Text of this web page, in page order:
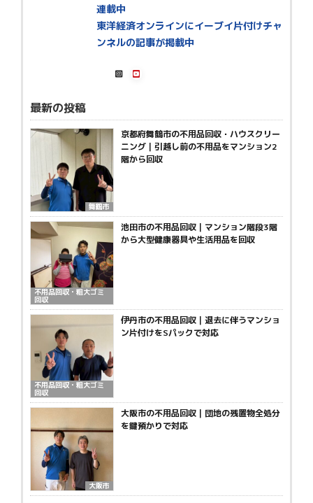
連載中
東洋経済オンラインにイーブイ片付けチャ
ンネルの記事が掲載中
最新の投稿
舞鶴市
京都府舞鶴市の不用品回収・ハウスクリー
ニング｜引越し前の不用品をマンション2
階から回収
不用品回収・粗大ゴミ
回収
池田市の不用品回収｜マンション階段3階
から大型健康器具や生活用品を回収
不用品回収・粗大ゴミ
回収
伊丹市の不用品回収｜退去に伴うマンショ
ン片付けをSパックで対応
大阪市
大阪市の不用品回収｜団地の残置物全処分
を鍵預かりで対応